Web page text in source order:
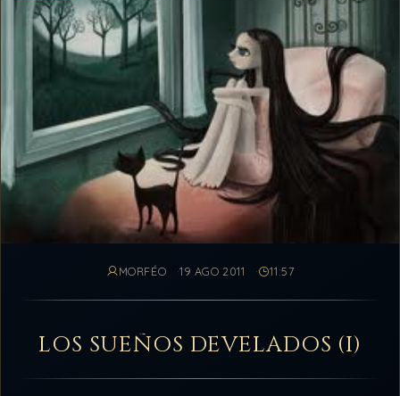
MORFÉO 19 AGO 2011 11:57
LOS SUEÑOS DEVELADOS (I)